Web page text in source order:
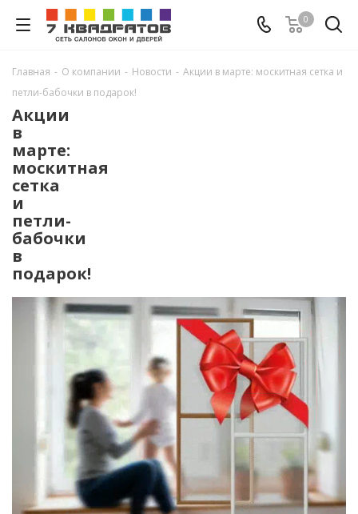
0
Главная - О компании - Новости - Акции в марте: москитная сетка и
петли-бабочки в подарок!
Акции
в
марте:
москитная
сетка
и
петли-
бабочки
в
подарок!